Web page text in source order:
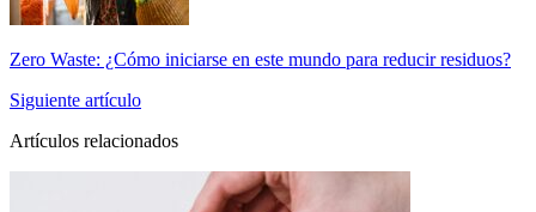
Zero Waste: ¿Cómo iniciarse en este mundo para reducir residuos?
Siguiente artículo
Artículos relacionados